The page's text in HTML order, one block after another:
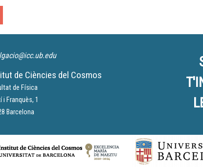
de Ciències del Cosmos
de Física
i Franquès, 1
Barcelona